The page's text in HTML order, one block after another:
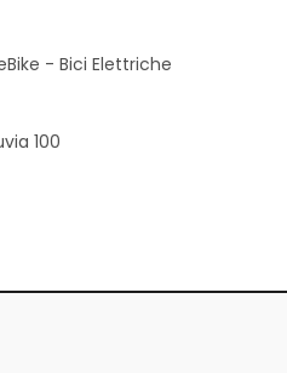
- Bici Elettriche
100